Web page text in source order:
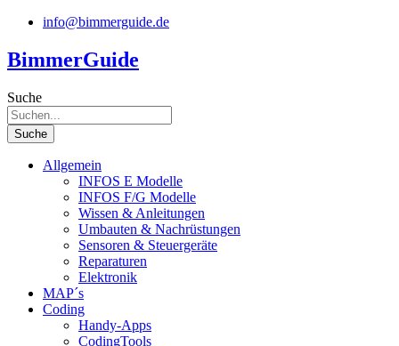
Zum
springen
info@bimmerguide.de
BimmerGuide
Suche
Suche
Allgemein
INFOS E Modelle
INFOS F/G Modelle
Wissen & Anleitungen
Umbauten & Nachrüstungen
Sensoren & Steuergeräte
Reparaturen
Elektronik
MAP´s
Coding
Handy-Apps
CodingTools